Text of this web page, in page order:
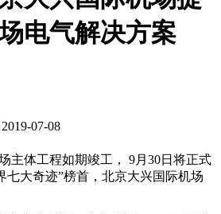
电气解决方案
2019-07-08
主体工程如期竣工， 9月30日将正式
七大奇迹”榜首，北京大兴国际机场